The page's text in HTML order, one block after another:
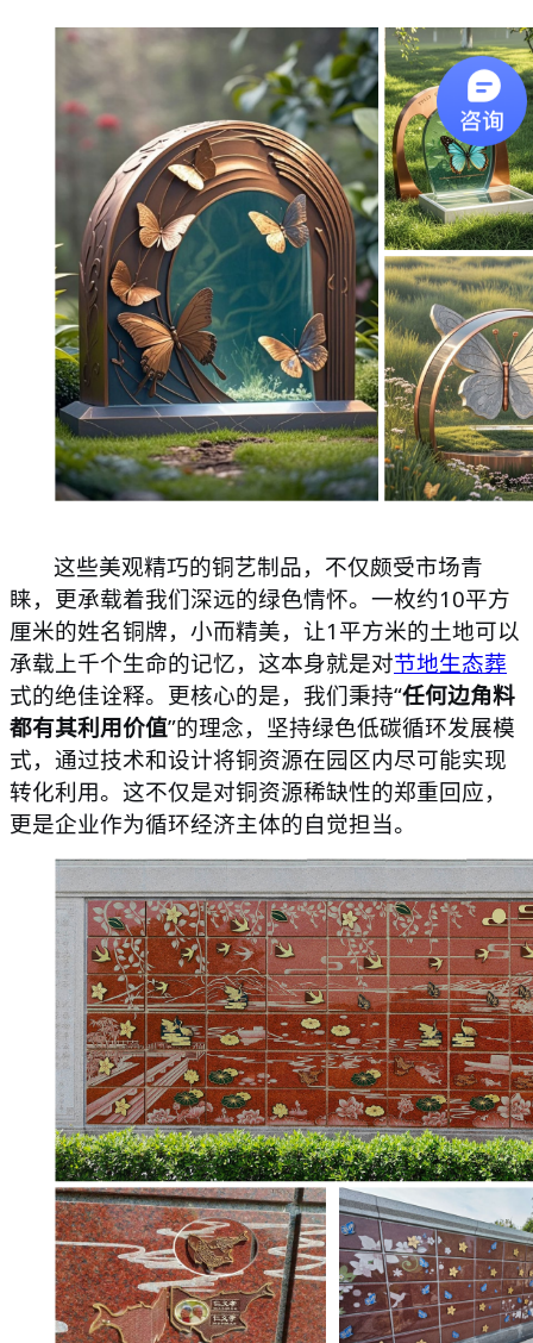
这些美观精巧的铜艺制品，不仅颇受市场青
睐，更承载着我们深远的绿色情怀。一枚约10平方
厘米的姓名铜牌，小而精美，让1平方米的土地可以
承载上千个生命的记忆，这本身就是对节地生态葬
式的绝佳诠释。更核心的是，我们秉持“任何边角料
都有其利用价值”的理念，坚持绿色低碳循环发展模
式，通过技术和设计将铜资源在园区内尽可能实现
转化利用。这不仅是对铜资源稀缺性的郑重回应，
更是企业作为循环经济主体的自觉担当。